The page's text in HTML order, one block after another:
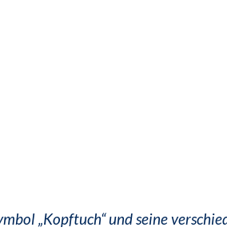
„Kopftuch“ und seine